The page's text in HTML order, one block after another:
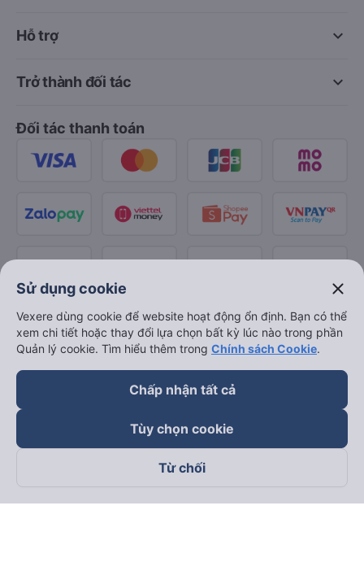
keyboard_arrow_down
Hỗ trợ
keyboard_arrow_down
Trở thành đối tác
Đối tác thanh toán
Theo dõi chúng tôi trên
Sử dụng cookie close
Vexere dùng cookie để website hoạt động ổn định. Bạn có thể
xem chi tiết hoặc thay đổi lựa chọn bất kỳ lúc nào trong phần
Quản lý cookie. Tìm hiểu thêm trong Chính sách Cookie.
Chấp nhận tất cả
Tùy chọn cookie
Từ chối